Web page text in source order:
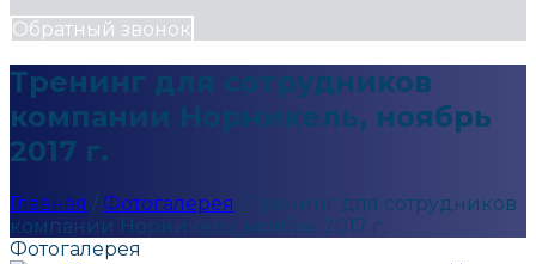
Обратный звонок
Тренинг для сотрудников
компании Норникель, ноябрь
2017 г.
Главная / Фотогалерея / Тренинг для сотрудников
компании Норникель, ноябрь 2017 г.
Фотогалерея